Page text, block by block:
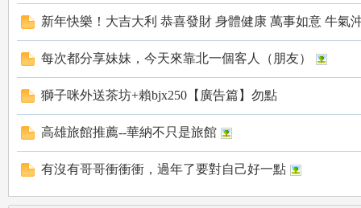
新年快樂！大吉大利 恭喜發財 身體健康 萬事如意 牛氣
每次都分享妹妹，今天來靠北一個客人（朋友）
獅子咪外送茶坊+賴bjx250【廣告篇】勿點
高雄旅館推薦--華納不只是旅館
有沒有哥哥衝衝衝，過年了要對自己好一點